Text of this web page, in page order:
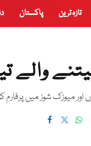
تازہ ترین پاکستان
والے
میوزک شوز میں